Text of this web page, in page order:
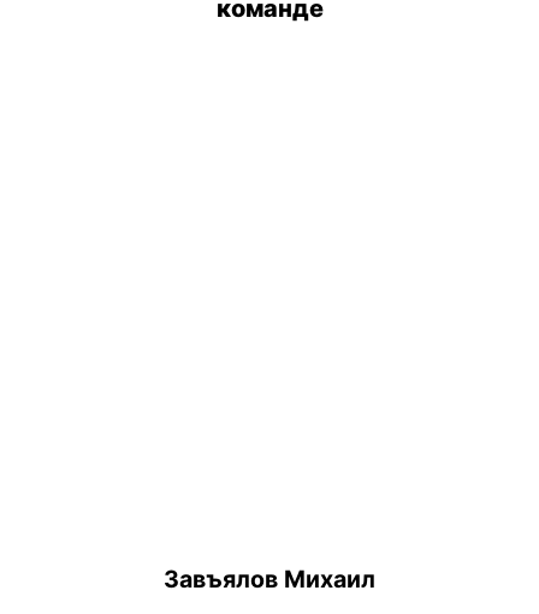
команде
Завъялов Михаил